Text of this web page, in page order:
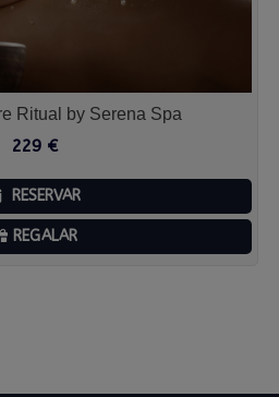
Ritual by Serena Spa
229 €
RESERVAR
REGALAR